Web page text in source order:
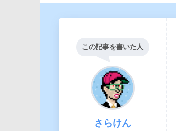
この記事を書いた人
さらけん